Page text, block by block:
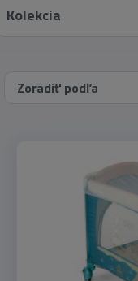
Kolekcia
Zoradiť podľa